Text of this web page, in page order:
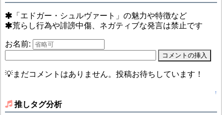
「エドガー・シュルヴァート」の魅力や特徴など
荒らし行為や誹謗中傷、ネガティブな発言は禁止です
お名前:
💡まだコメントはありません。投稿お待ちしています！
↑
推しタグ分析